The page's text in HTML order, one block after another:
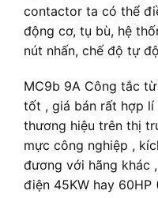
contactor ta có thể
động cơ, tụ bù, hệ
nút nhấn, chế độ tự
MC9b 9A Công tắc từ
tốt , giá bán rất hợp
thương hiệu trên thị
mực công nghiệp ,
đương với hãng khác
điện 45KW hay